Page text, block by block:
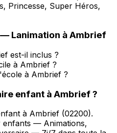
Princesse, Super Héros,
— Lanimation à Ambrief
est-il inclus ?
à Ambrief ?
à Ambrief ?
enfant à Ambrief?
à Ambrief (02200).
enfants — Animations,